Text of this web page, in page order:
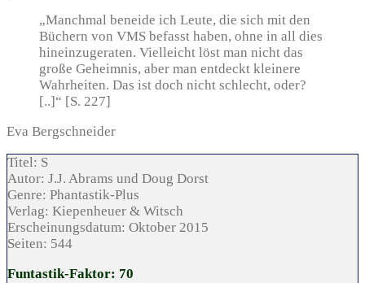
„Manchmal beneide ich Leute, die sich mit den
Büchern von VMS befasst haben, ohne in all dies
hineinzugeraten. Vielleicht löst man nicht das
große Geheimnis, aber man entdeckt kleinere
Wahrheiten. Das ist doch nicht schlecht, oder?
[..]“ [S. 227]
Eva Bergschneider
Titel: S
Autor: J.J. Abrams und Doug Dorst
Genre: Phantastik-Plus
Verlag: Kiepenheuer & Witsch
Erscheinungsdatum: Oktober 2015
Seiten: 544
Funtastik-Faktor: 70